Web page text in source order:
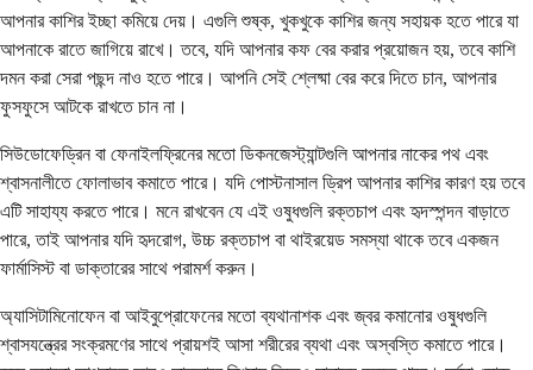
আপনার কাশির ইচ্ছা কমিয়ে দেয়। এগুলি শুষ্ক, খুকখুকে কাশির জন্য সহায়ক হতে পারে যা
আপনাকে রাতে জাগিয়ে রাখে। তবে, যদি আপনার কফ বের করার প্রয়োজন হয়, তবে কাশি
দমন করা সেরা পছন্দ নাও হতে পারে। আপনি সেই শ্লেষ্মা বের করে দিতে চান, আপনার
ফুসফুসে আটকে রাখতে চান না।
সিউডোফেড্রিন বা ফেনাইলফ্রিনের মতো ডিকনজেস্ট্যান্টগুলি আপনার নাকের পথ এবং
শ্বাসনালীতে ফোলাভাব কমাতে পারে। যদি পোস্টনাসাল ড্রিপ আপনার কাশির কারণ হয় তবে
এটি সাহায্য করতে পারে। মনে রাখবেন যে এই ওষুধগুলি রক্তচাপ এবং হৃদস্পন্দন বাড়াতে
পারে, তাই আপনার যদি হৃদরোগ, উচ্চ রক্তচাপ বা থাইরয়েড সমস্যা থাকে তবে একজন
ফার্মাসিস্ট বা ডাক্তারের সাথে পরামর্শ করুন।
অ্যাসিটামিনোফেন বা আইবুপ্রোফেনের মতো ব্যথানাশক এবং জ্বর কমানোর ওষুধগুলি
শ্বাসযন্ত্রের সংক্রমণের সাথে প্রায়শই আসা শরীরের ব্যথা এবং অস্বস্তি কমাতে পারে।